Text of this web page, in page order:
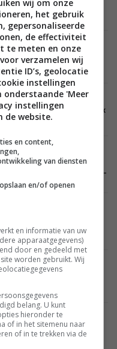
als
GAMING 04 MEI 2021
Discord naar
GAMING 04 MEI 2021
eens 74 games op Xbox
GAMING
2021
streamen in 1080p-
binnenkort
GAMING 20 APRIL 2021
zorgt voor snellere
GAMING 20 APRIL 2021
op PS3 en PS Vita
wij om onze
het gebruik
gepersonaliseerde
de effectiviteit
te meten en onze
verzamelen wij
ID’s, geolocatie
instellingen
'Meer
instellingen
de website.
en content,
van diensten
en/of openen
en informatie van uw
apparaatgegevens)
door en gedeeld met
worden gebruikt. Wij
belang. U kunt
hieronder te
of in het sitemenu naar
of in te trekken via de